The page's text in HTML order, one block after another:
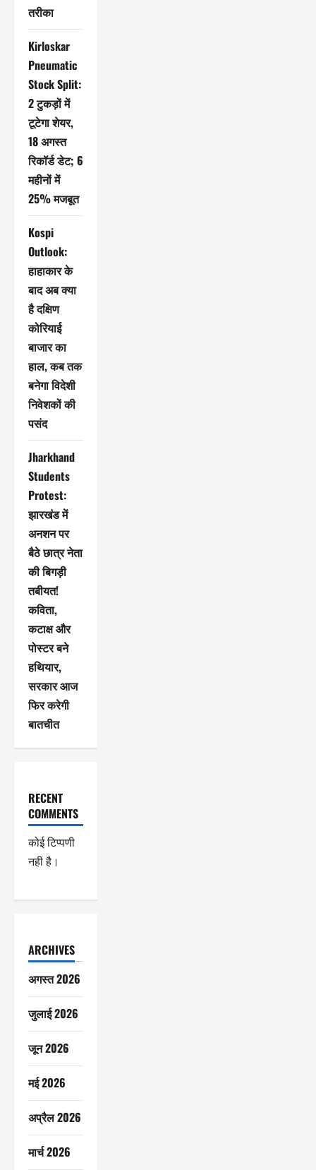
तरीका
Kirloskar
Pneumatic
Stock Split:
2 टुकड़ों में
टूटेगा शेयर,
18 अगस्त
रिकॉर्ड डेट; 6
महीनों में
25% मजबूत
Kospi
Outlook:
हाहाकार के
बाद अब क्या
है दक्षिण
कोरियाई
बाजार का
हाल, कब तक
बनेगा विदेशी
निवेशकों की
पसंद
Jharkhand
Students
Protest:
झारखंड में
अनशन पर
बैठे छात्र नेता
की बिगड़ी
तबीयत!
कविता,
कटाक्ष और
पोस्टर बने
हथियार,
सरकार आज
फिर करेगी
बातचीत
RECENT
COMMENTS
कोई टिप्पणी
नही है।
ARCHIVES
अगस्त 2026
जुलाई 2026
जून 2026
मई 2026
अप्रैल 2026
मार्च 2026